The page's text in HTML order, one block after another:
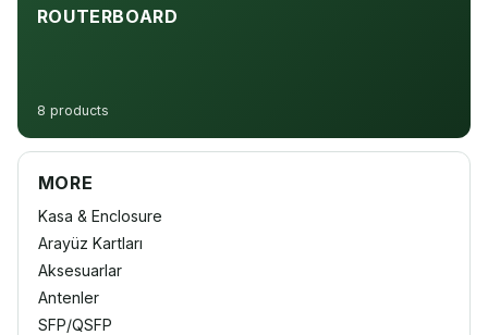
ROUTERBOARD
8 products
MORE
Kasa & Enclosure
Arayüz Kartları
Aksesuarlar
Antenler
SFP/QSFP